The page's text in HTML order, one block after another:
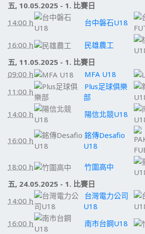
五, 10.05.2025 - 1. 比賽日
14:00 h
台中磐石U18
16:00 h
民雄農工
五, 11.05.2025 - 1. 比賽日
09:00 h
MFA U18
11:00 h
Plus足球俱樂
部
14:00 h 陽信北競U18
16:00 h
銘傳Desafio
U18
18:00 h 竹圍高中
五, 24.05.2025 - 1. 比賽日
14:00 h
台灣電力公司
U18
16:00 h 南市台鋼U18